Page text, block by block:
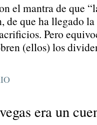
el mantra de que
de que ha llegado
Pero
(ellos) los
era un